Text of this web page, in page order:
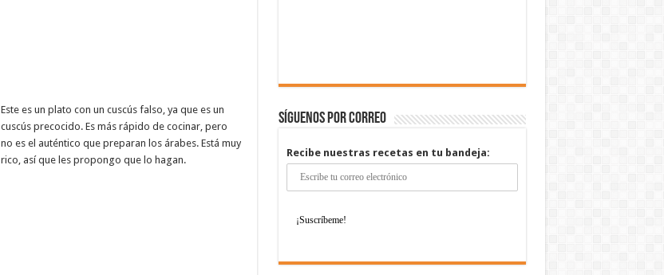
Este es un plato con un cuscús falso, ya que es un
cuscús precocido. Es más rápido de cocinar, pero
no es el auténtico que preparan los árabes. Está muy
rico, así que les propongo que lo hagan.
Síguenos por correo
Recibe nuestras recetas en tu bandeja: